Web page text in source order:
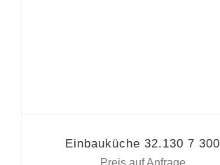
Einbauküche 32.130 7 300
Preis auf Anfrage